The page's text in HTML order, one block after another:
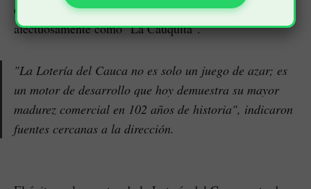
del Cauca, donde el producto es solicitado
afectuosamente como "La Cauquita".
"La Lotería del Cauca no es solo un juego de azar; es
un motor de desarrollo que hoy demuestra su mayor
madurez comercial en 102 años de historia", indicaron
fuentes cercanas a la dirección.